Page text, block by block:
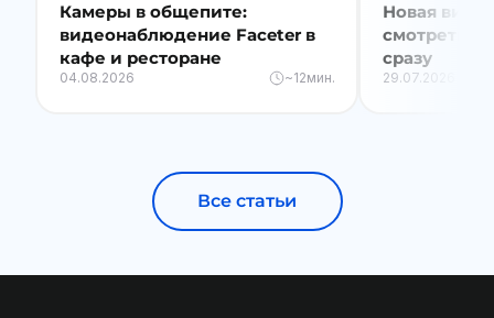
Камеры в общепите:
видеонаблюдение Faceter в
кафе и ресторане
04.08.2026 ~12мин.
Новая
смотреть
сразу
29.07.2026
Все статьи